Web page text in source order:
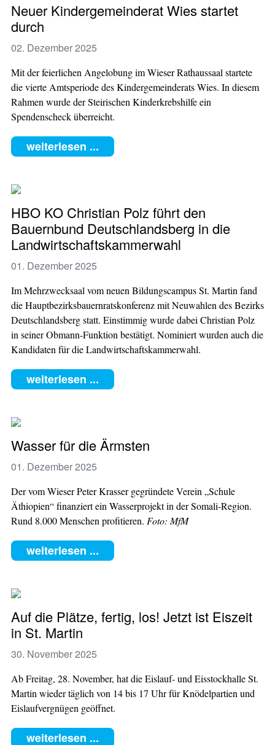
Neuer Kindergemeinderat Wies startet
durch
02. Dezember 2025
Mit der feierlichen Angelobung im Wieser Rathaussaal startete
die vierte Amtsperiode des Kindergemeinderats Wies. In diesem
Rahmen wurde der Steirischen Kinderkrebshilfe ein
Spendenscheck überreicht.
weiterlesen ...
HBO KO Christian Polz führt den
Bauernbund Deutschlandsberg in die
Landwirtschaftskammerwahl
01. Dezember 2025
Im Mehrzwecksaal vom neuen Bildungscampus St. Martin fand
die Hauptbezirksbauernratskonferenz mit Neuwahlen des Bezirks
Deutschlandsberg statt. Einstimmig wurde dabei Christian Polz
in seiner Obmann-Funktion bestätigt. Nominiert wurden auch die
Kandidaten für die Landwirtschaftskammerwahl.
weiterlesen ...
Wasser für die Ärmsten
01. Dezember 2025
Der vom Wieser Peter Krasser gegründete Verein „Schule
Äthiopien“ finanziert ein Wasserprojekt in der Somali-Region.
Rund 8.000 Menschen profitieren. Foto: MfM
weiterlesen ...
Auf die Plätze, fertig, los! Jetzt ist Eiszeit
in St. Martin
30. November 2025
Ab Freitag, 28. November, hat die Eislauf- und Eisstockhalle St.
Martin wieder täglich von 14 bis 17 Uhr für Knödelpartien und
Eislaufvergnügen geöffnet.
weiterlesen ...